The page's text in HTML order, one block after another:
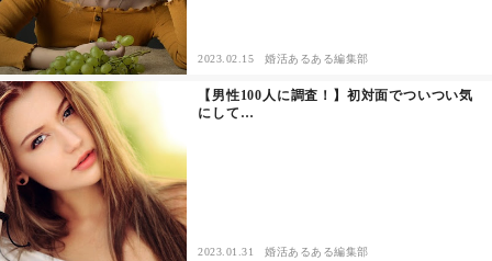
2023.02.15 婚活あるある編集部
【男性100人に調査！】初対面でついつい気
にして…
2023.01.31 婚活あるある編集部